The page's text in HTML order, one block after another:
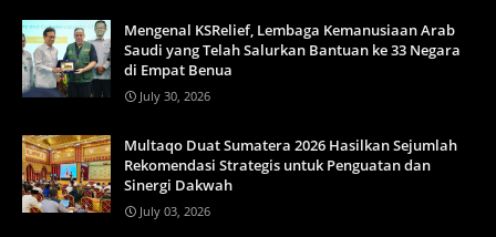
Mengenal KSRelief, Lembaga Kemanusiaan Arab
Saudi yang Telah Salurkan Bantuan ke 33 Negara
di Empat Benua
July 30, 2026
Multaqo Duat Sumatera 2026 Hasilkan Sejumlah
Rekomendasi Strategis untuk Penguatan dan
Sinergi Dakwah
July 03, 2026